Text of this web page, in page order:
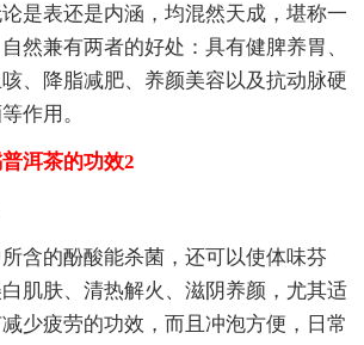
是表还是内涵，均混然天成，堪称一
然兼有两者的好处：具有健脾养胃、
、降脂减肥、养颜美容以及抗动脉硬
作用。
洱茶的功效2
含的酚酸能杀菌，还可以使体味芬
肌肤、清热解火、滋阴养颜，尤其适
少疲劳的功效，而且冲泡方便，日常